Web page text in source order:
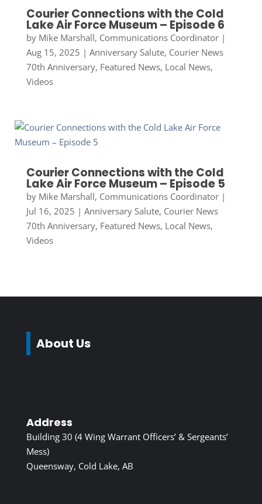
Courier Connections with the Cold
Lake Air Force Museum – Episode 6
by Mike Marshall, Communications Coordinator|
Aug 15, 2025 | Anniversary Salute, Courier News
70th Anniversary, Featured News, Local News,
Videos
Courier Connections with the Cold
Lake Air Force Museum – Episode 5
by Mike Marshall, Communications Coordinator|
Jul 16, 2025 | Anniversary Salute, Courier News
70th Anniversary, Featured News, Local News,
Videos
About Us
Address
Building 30 (4 Wing Warrant Officers’ & Sergeants’
Mess)
Queensway, Cold Lake, AB